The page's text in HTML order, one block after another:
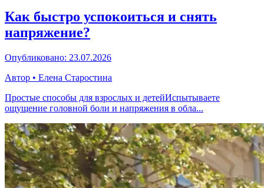
Как быстро успокоиться и снять
напряжение?
Опубликовано: 23.07.2026
Автор • Елена Старостина
Простые способы для взрослых и детейИспытываете
ощущение головной боли и напряжения в обла...